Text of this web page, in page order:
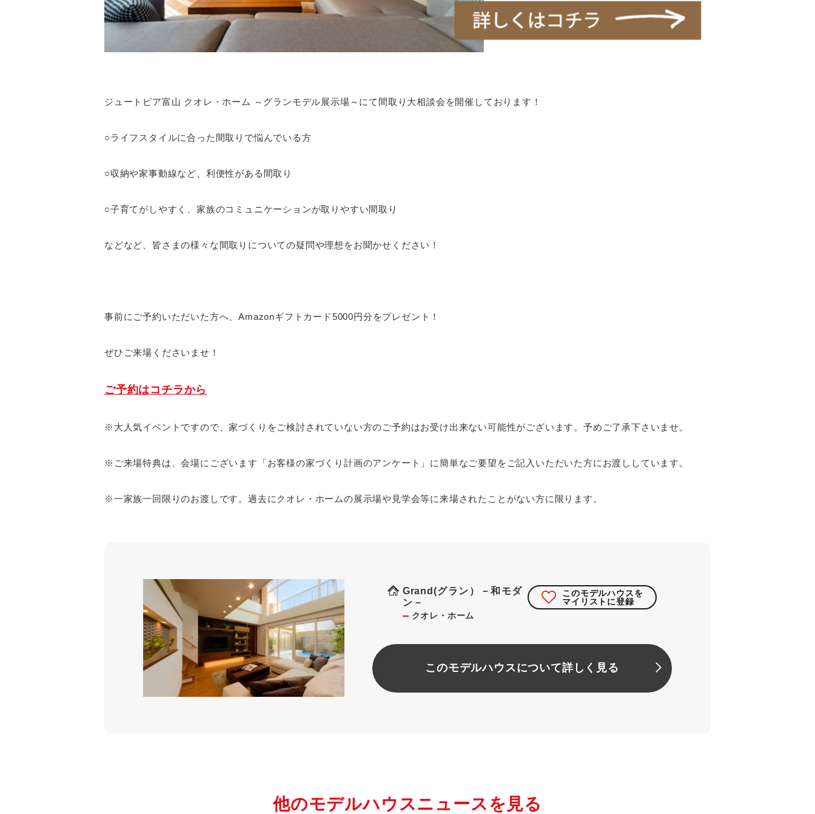
ジュートピア富山 クオレ・ホーム ～グランモデル展示場～にて間取り大相談会を開催しております！
○ライフスタイルに合った間取りで悩んでいる方
○収納や家事動線など、利便性がある間取り
○子育てがしやすく、家族のコミュニケーションが取りやすい間取り
などなど、皆さまの様々な間取りについての疑問や理想をお聞かせください！
事前にご予約いただいた方へ、Amazonギフトカード5000円分をプレゼント！
ぜひご来場くださいませ！
ご予約はコチラから
※大人気イベントですので、家づくりをご検討されていない方のご予約はお受け出来ない可能性がございます。予めご了承下さいませ。
※ご来場特典は、会場にございます「お客様の家づくり計画のアンケート」に簡単なご要望をご記入いただいた方にお渡ししています。
※一家族一回限りのお渡しです。過去にクオレ・ホームの展示場や見学会等に来場されたことがない方に限ります。
Grand(グラン）－和モダ
ン－
クオレ・ホーム
このモデルハウスを
マイリストに登録
このモデルハウスについて詳しく見る
他のモデルハウスニュースを見る